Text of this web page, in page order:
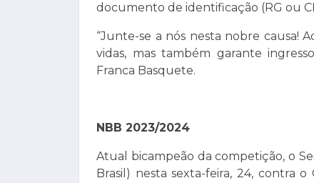
documento de identificação (RG ou
“Junte-se a nós nesta nobre causa!
vidas, mas também garante
Franca Basquete.
NBB 2023/2024
Atual bicampeão da competição, o
Brasil) nesta sexta-feira, 24, contra